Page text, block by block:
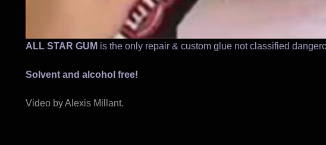
ALL STAR GUM is the only repair & custom glue not classified
Solvent and alcohol free!
Video by Alexis Millant.